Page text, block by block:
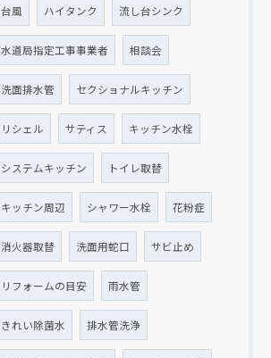
台風 ハイタンク 流し台シンク
水道局指定工事事業者 相談会
洗面排水管 セクショナルキッチン
リシェル サティス キッチン水栓
システムキッチン トイレ取替
キッチン周辺 シャワー水栓 花粉症
消火器取替 洗面用蛇口 サビ止め
リフォームの目安 雨水管
きれい除菌水 排水管洗浄